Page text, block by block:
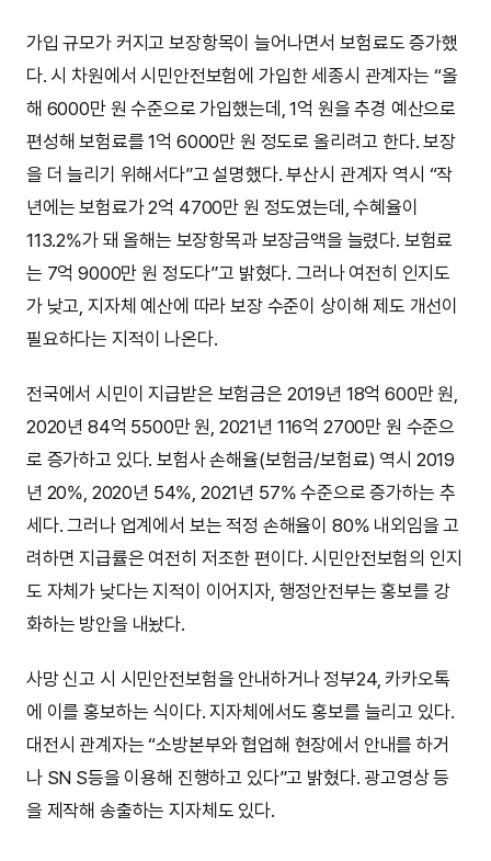
가입 규모가 커지고 보장항목이 늘어나면서 보험료도 증가했
다. 시 차원에서 시민안전보험에 가입한 세종시 관계자는 “올
해 6000만 원 수준으로 가입했는데, 1억 원을 추경 예산으로
편성해 보험료를 1억 6000만 원 정도로 올리려고 한다. 보장
을 더 늘리기 위해서다”고 설명했다. 부산시 관계자 역시 “작
년에는 보험료가 2억 4700만 원 정도였는데, 수혜율이
113.2%가 돼 올해는 보장항목과 보장금액을 늘렸다. 보험료
는 7억 9000만 원 정도다”고 밝혔다. 그러나 여전히 인지도
가 낮고, 지자체 예산에 따라 보장 수준이 상이해 제도 개선이
필요하다는 지적이 나온다.
전국에서 시민이 지급받은 보험금은 2019년 18억 600만 원,
2020년 84억 5500만 원, 2021년 116억 2700만 원 수준으
로 증가하고 있다. 보험사 손해율(보험금/보험료) 역시 2019
년 20%, 2020년 54%, 2021년 57% 수준으로 증가하는 추
세다. 그러나 업계에서 보는 적정 손해율이 80% 내외임을 고
려하면 지급률은 여전히 저조한 편이다. 시민안전보험의 인지
도 자체가 낮다는 지적이 이어지자, 행정안전부는 홍보를 강
화하는 방안을 내놨다.
사망 신고 시 시민안전보험을 안내하거나 정부24, 카카오톡
에 이를 홍보하는 식이다. 지자체에서도 홍보를 늘리고 있다.
대전시 관계자는 “소방본부와 협업해 현장에서 안내를 하거
나 SN S등을 이용해 진행하고 있다”고 밝혔다. 광고영상 등
을 제작해 송출하는 지자체도 있다.